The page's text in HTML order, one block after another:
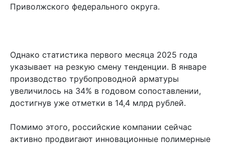
Приволжского федерального округа.
Однако статистика первого месяца 2025 года
указывает на резкую смену тенденции. В январе
производство трубопроводной арматуры
увеличилось на 34% в годовом сопоставлении,
достигнув уже отметки в 14,4 млрд рублей.
Помимо этого, российские компании сейчас
активно продвигают инновационные полимерные